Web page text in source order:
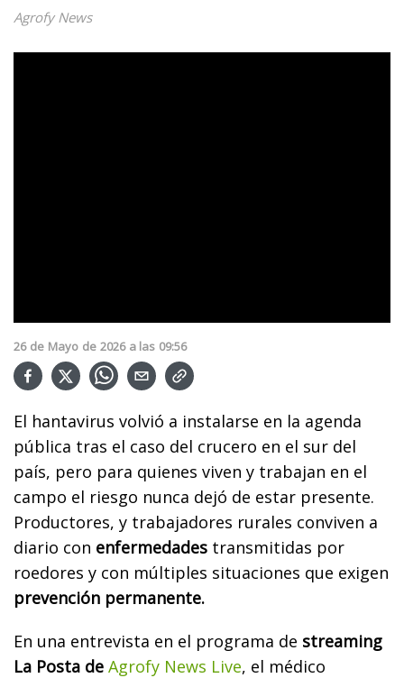
Agrofy News
26 de Mayo de 2026 a las 09:56
El hantavirus volvió a instalarse en la agenda
pública tras el caso del crucero en el sur del
país, pero para quienes viven y trabajan en el
campo el riesgo nunca dejó de estar presente.
Productores, y trabajadores rurales conviven a
diario con enfermedades transmitidas por
roedores y con múltiples situaciones que exigen
prevención permanente.
En una entrevista en el programa de streaming
La Posta de Agrofy News Live, el médico